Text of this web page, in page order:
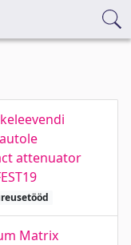
attenuator
Matrix